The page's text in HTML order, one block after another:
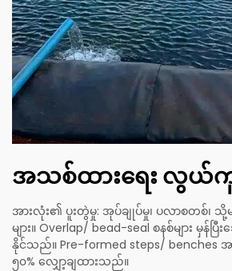
အသစ်ထားရေး လွယ်
အားလုံး၏ ပူးတွဲမှု: အုပ်ချုပ်မှု၊ ပလာစတစ်၊
များ။ Overlap/ bead-seal စနစ်များ မှန်ပြီ
နိုင်သည်။ Pre-formed steps/ benches
၅၀% လျှော့ချထားသည်။